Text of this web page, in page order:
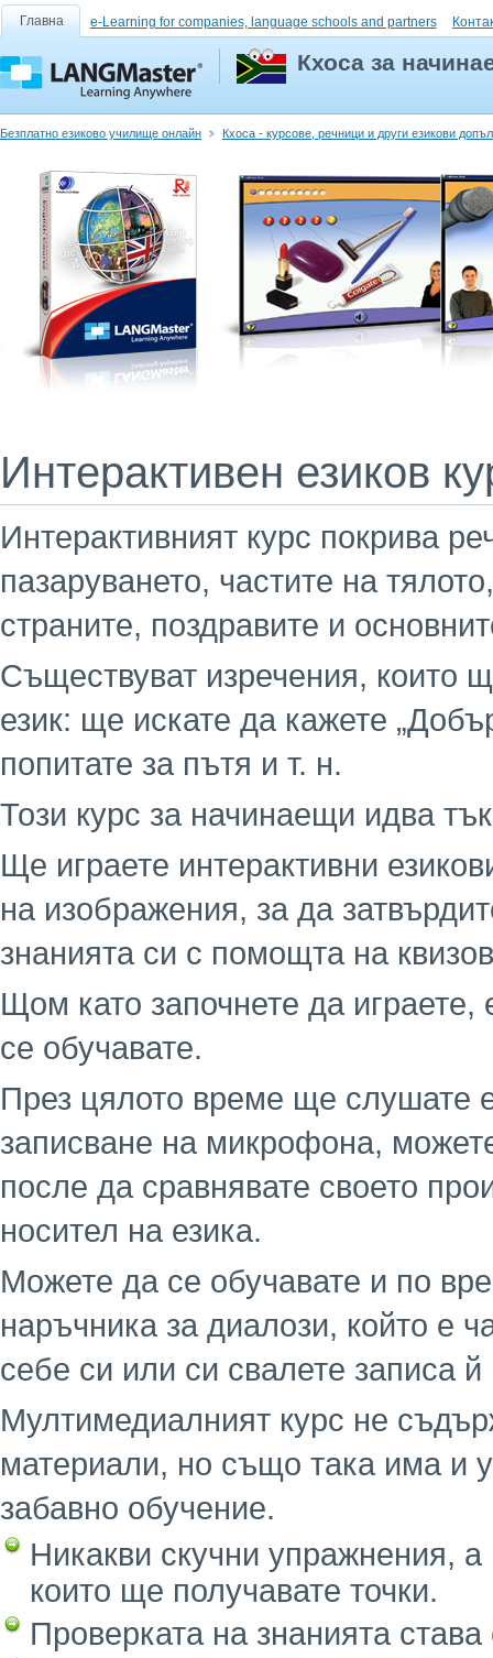
Главна e-Learning for companies, language schools and partners
Кхоса за
Безплатно езиково училище онлайн Кхоса - курсове, речници и други езикови
Интерактивен езиков
Интерактивният курс покрива
пазаруването, частите на
страните, поздравите и
Съществуват изречения, които
език: ще искате да кажете
попитате за пътя и т. н.
Този курс за начинаещи идва
Ще играете интерактивни
на изображения, за да
знанията си с помощта на
Щом като започнете да
се обучавате.
През цялото време ще слушате
записване на микрофона,
после да сравнявате своето
носител на езика.
Можете да се обучавате и по
наръчника за диалози, който е
себе си или си свалете записа
Мултимедиалният курс не
материали, но също така има и
забавно обучение.
Никакви скучни упражнения,
които ще получавате точки.
Проверката на знанията